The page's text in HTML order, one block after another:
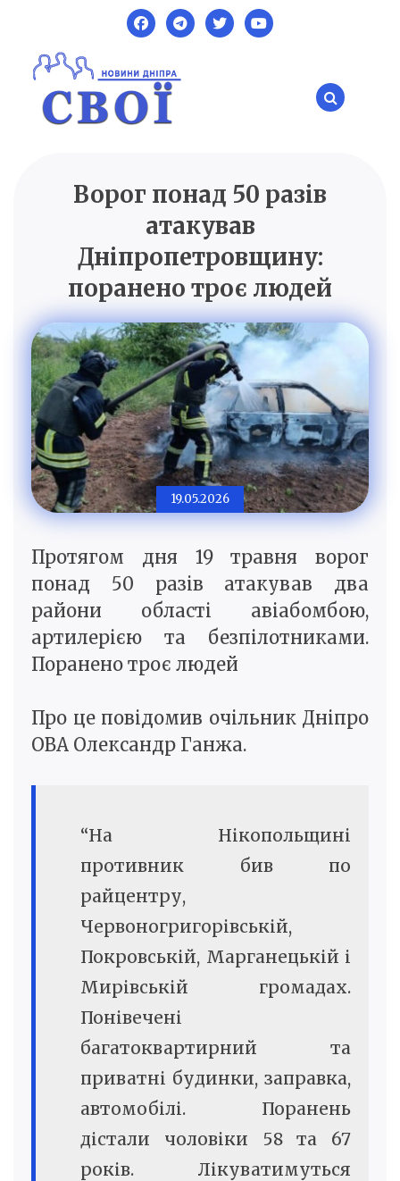
content
SVOI.DP.UA
Новини Дніпра
Ворог понад 50 разів
атакував
Дніпропетровщину:
поранено троє людей
19.05.2026
Протягом дня 19 травня ворог
понад 50 разів атакував два
райони області авіабомбою,
артилерією та безпілотниками.
Поранено троє людей
Про це повідомив очільник Дніпро
ОВА Олександр Ганжа.
“На Нікопольщині
противник бив по
райцентру,
Червоногригорівській,
Покровській, Марганецькій і
Мирівській громадах.
Понівечені
багатоквартирний та
приватні будинки, заправка,
автомобілі. Поранень
дістали чоловіки 58 та 67
років. Лікуватимуться